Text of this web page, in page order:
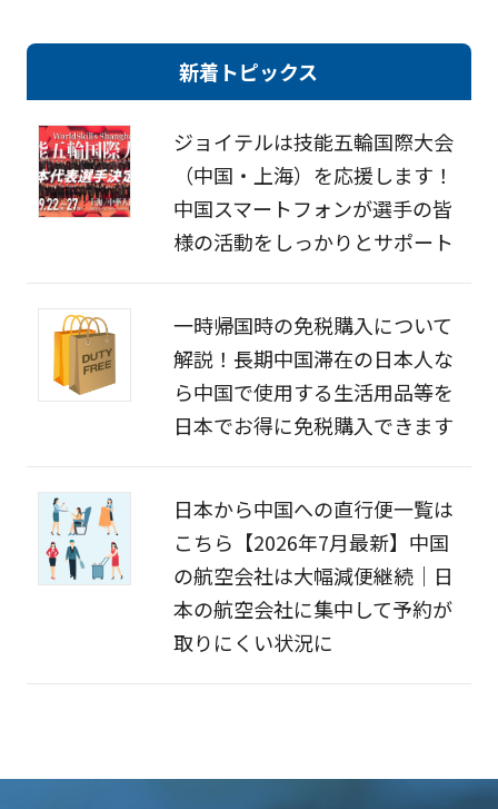
新着トピックス
ジョイテルは技能五輪国際大会
（中国・上海）を応援します！
中国スマートフォンが選手の皆
様の活動をしっかりとサポート
一時帰国時の免税購入について
解説！長期中国滞在の日本人な
ら中国で使用する生活用品等を
日本でお得に免税購入できます
日本から中国への直行便一覧は
こちら【2026年7月最新】中国
の航空会社は大幅減便継続｜日
本の航空会社に集中して予約が
取りにくい状況に